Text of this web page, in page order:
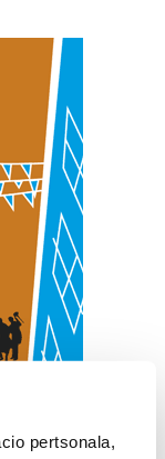
pertsonala,